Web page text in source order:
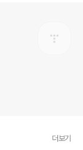
더보기